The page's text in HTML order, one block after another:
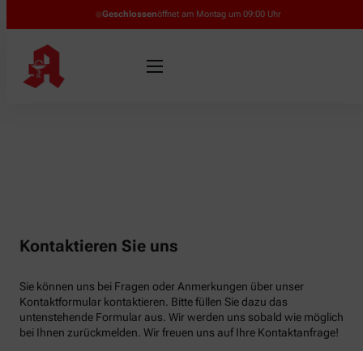
Geschlossenöffnet am Montag um 09:00 Uhr
Kontaktieren Sie uns
Sie können uns bei Fragen oder Anmerkungen über unser
Kontaktformular kontaktieren. Bitte füllen Sie dazu das
untenstehende Formular aus. Wir werden uns sobald wie möglich
bei Ihnen zurückmelden. Wir freuen uns auf Ihre Kontaktanfrage!